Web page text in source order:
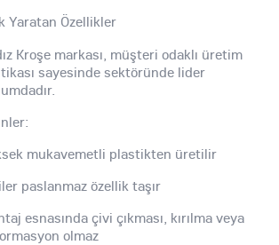
Yaratan Özellikler
Kroşe markası, müşteri odaklı üretim
sayesinde sektöründe lider
mukavemetli plastikten üretilir
paslanmaz özellik taşır
esnasında çivi çıkması, kırılma veya
olmaz